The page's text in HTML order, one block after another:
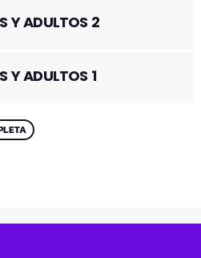
Y ADULTOS 1
Y ADULTOS 2